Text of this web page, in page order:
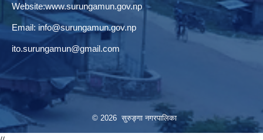
Website:www.surungamun.gov.np
Email: info@surungamun.gov.np
ito.surungamun@gmail.com
© 2026 सुरुङ्‍गा नगरपालिका